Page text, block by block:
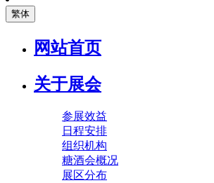
繁体
网站首页
关于展会
参展效益
日程安排
组织机构
糖酒会概况
展区分布